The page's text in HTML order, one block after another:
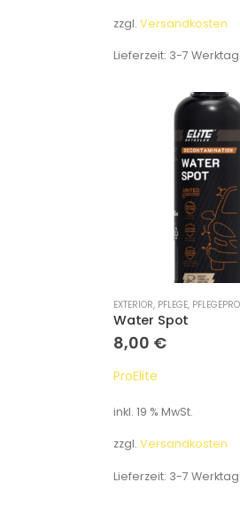
zzgl. Versandkosten
Lieferzeit: 3-7
EXTERIOR, PFLEGE,
Water Spot
8,00 €
ProElite
inkl. 19 % MwSt.
zzgl. Versandkosten
Lieferzeit: 3-7